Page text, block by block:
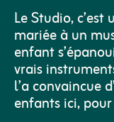
Le Studio,
mariée à un
enfant
vrais
l’a convaincue
enfants ici,